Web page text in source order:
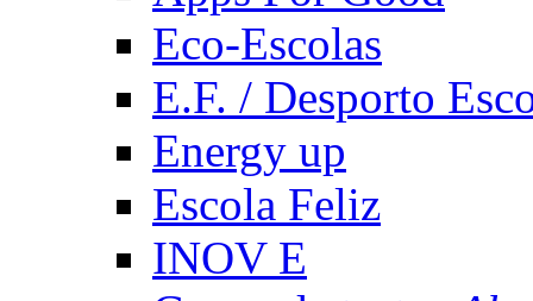
Eco-Escolas
E.F. / Desporto
Energy up
Escola Feliz
INOV E